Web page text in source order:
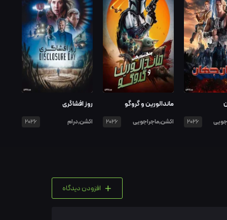
2026
ماندالورین و گروگو
اکشن,ماجراجویی 2026
روز افشاگری
اکشن,درام 2026
+ افزودن دیدگاه